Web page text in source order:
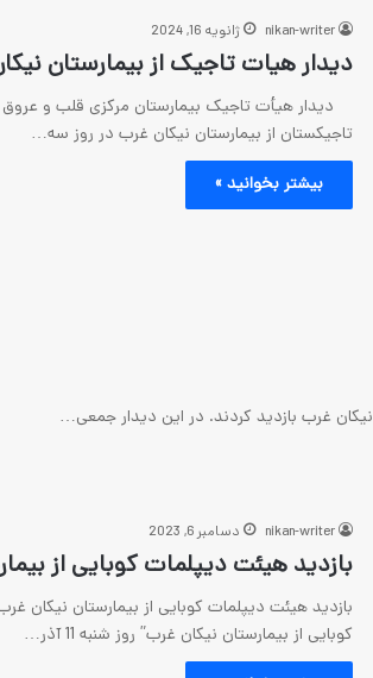
nikan-writer ژانویه 16, 2024
دیدار هیات تاجیک از بیمارستان
دیدار هیأت تاجیک بیمارستان مرکزی قلب و
تاجیکستان از بیمارستان نیکان غرب در روز سه…
بیشتر بخوانید »
nikan-writer دسامبر 6, 2023
بازدید هیئت دیپلمات کوبایی از
بازدید هیئت دیپلمات کوبایی از بیمارستان نیکان
کوبایی از بیمارستان نیکان غرب” روز شنبه 11 آذر…